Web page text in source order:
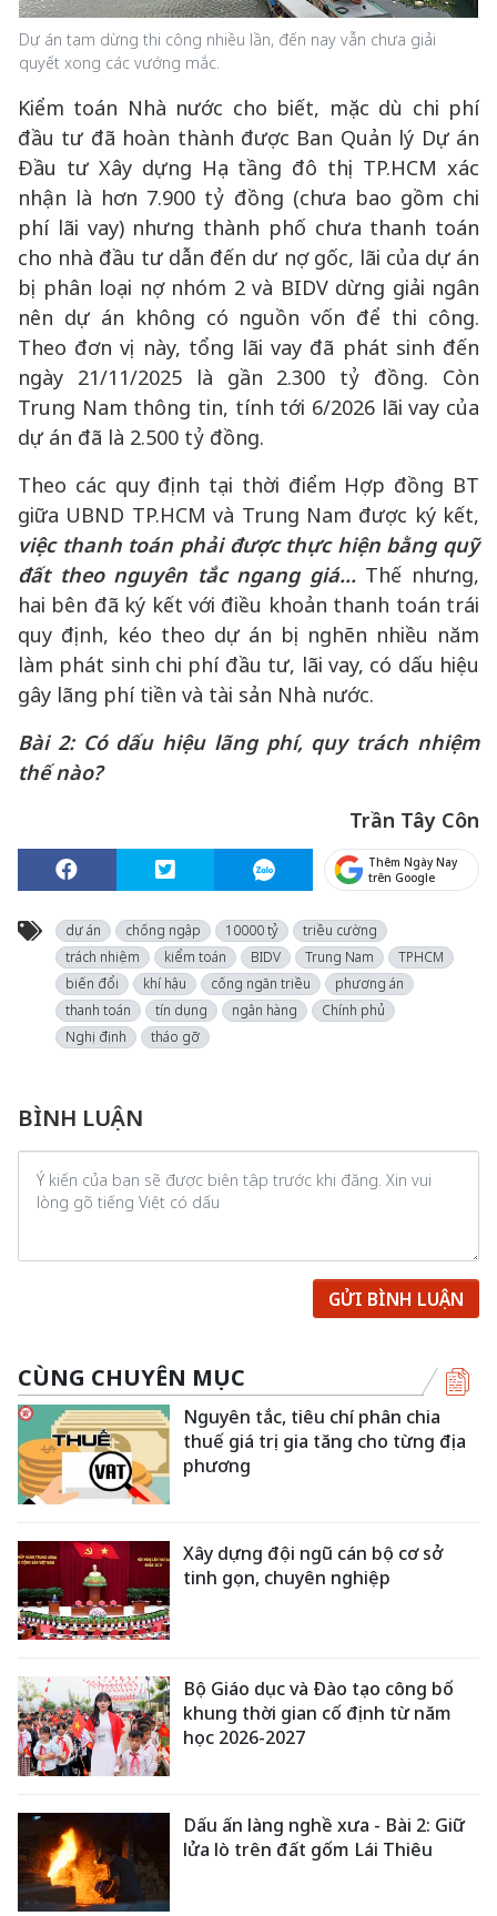
Dự án tạm dừng thi công nhiều lần, đến nay vẫn chưa giải
quyết xong các vướng mắc.
Kiểm toán Nhà nước cho biết, mặc dù chi phí
đầu tư đã hoàn thành được Ban Quản lý Dự án
Đầu tư Xây dựng Hạ tầng đô thị TP.HCM xác
nhận là hơn 7.900 tỷ đồng (chưa bao gồm chi
phí lãi vay) nhưng thành phố chưa thanh toán
cho nhà đầu tư dẫn đến dư nợ gốc, lãi của dự án
bị phân loại nợ nhóm 2 và BIDV dừng giải ngân
nên dự án không có nguồn vốn để thi công.
Theo đơn vị này, tổng lãi vay đã phát sinh đến
ngày 21/11/2025 là gần 2.300 tỷ đồng. Còn
Trung Nam thông tin, tính tới 6/2026 lãi vay của
dự án đã là 2.500 tỷ đồng.
Theo các quy định tại thời điểm Hợp đồng BT
giữa UBND TP.HCM và Trung Nam được ký kết,
việc thanh toán phải được thực hiện bằng quỹ
đấttheo nguyên tắc ngang giá... Thế nhưng,
hai bên đã ký kết với điều khoản thanh toán trái
quy định, kéo theo dự án bị nghẽn nhiều năm
làm phát sinh chi phí đầu tư, lãi vay, có dấu hiệu
gây lãng phí tiền và tài sản Nhà nước.
Bài 2:Có dấu hiệu lãng phí, quytrách nhiệm
thế nào?
Trần Tây Côn
Thêm Ngày Nay
trên Google
dự án chống ngập 10000 tỷ
triều cường
trách nhiệm
kiểm toán BIDV Trung Nam
TPHCM
biến đổi
khí hậu cống ngăn triều
phương án
thanh toán
tín dụng ngân hàng
Chính phủ
Nghị định
tháo gỡ
BÌNH LUẬN
GỬI BÌNH LUẬN
CÙNG CHUYÊN MỤC
Nguyên tắc, tiêu chí phân chia
thuế giá trị gia tăng cho từng địa
phương
Xây dựng đội ngũ cán bộ cơ sở
tinh gọn, chuyên nghiệp
Bộ Giáo dục và Đào tạo công bố
khung thời gian cố định từ năm
học 2026-2027
Dấu ấn làng nghề xưa - Bài 2: Giữ
lửa lò trên đất gốm Lái Thiêu